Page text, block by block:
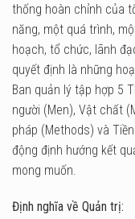
thống hoàn chỉnh của
năng, một quá trình,
hoạch, tổ chức, lãnh
quyết định là những
Ban quản lý tập hợp 5
người (Men), Vật chất
pháp (Methods) và
động định hướng kết
mong muốn.
Định nghĩa về Quản trị: